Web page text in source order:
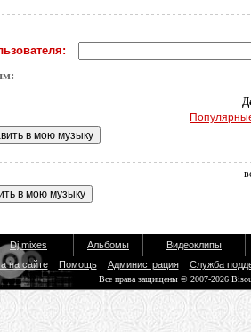
Dj mixes Альбомы
Видеоклипы
на сайте
Помощь Администрация Служба
Все права защищены © 2007-2026